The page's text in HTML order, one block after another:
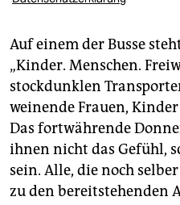
Auf einem der Busse
„Kinder. Menschen.
stockdunklen
weinende Frauen,
Das fortwährende
ihnen nicht das Gefühl,
sein. Alle, die noch
zu den bereitstehenden